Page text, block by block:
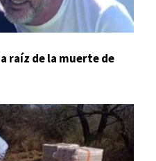
raíz de la muerte de